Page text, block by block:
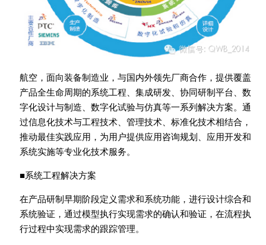
航空，面向装备制造业，与国内外领先厂商合作，提供覆盖
产品全生命周期的系统工程、集成研发、协同研制平台、数
字化设计与制造、数字化试验与仿真等一系列解决方案。通
过信息化技术与工程技术、管理技术、标准化技术相结合，
推动最佳实践应用，为用户提供应用咨询规划、应用开发和
系统实施等专业化技术服务。
■系统工程解决方案
在产品研制早期阶段定义需求和系统功能，进行设计综合和
系统验证，通过模型执行实现需求的确认和验证，在流程执
行过程中实现需求的跟踪管理。